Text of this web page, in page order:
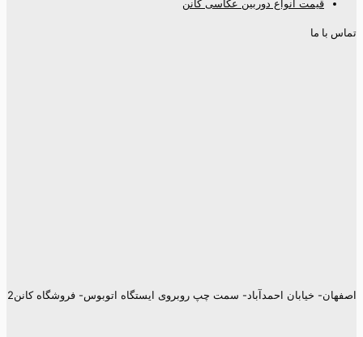
قیمت انواع دوربین عکاسی کانن
تماس با ما
اصفهان- خیابان احمدآباد- سمت چپ روبروی ایستگاه اتوبوس- فروشگاه کانن2